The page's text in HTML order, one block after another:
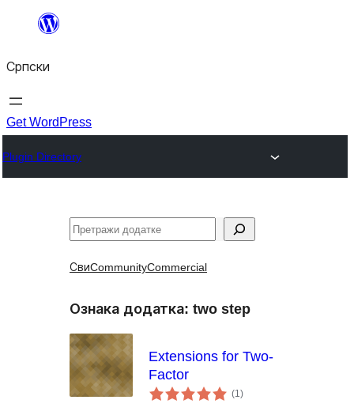
Скочи
садржај
Српски
Get WordPress
Plugin Directory
Претрага
СвиCommunityCommercial
Ознака додатка: two step
Extensions for Two-
Factor
(1укупних
оцена
)